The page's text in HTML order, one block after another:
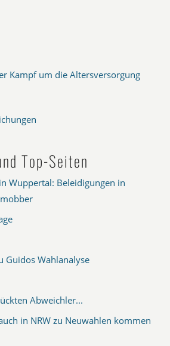
Kampf um die Altersversorgung
Top-Seiten
Wuppertal: Beleidigungen in
Guidos Wahlanalyse
Abweichler...
in NRW zu Neuwahlen kommen